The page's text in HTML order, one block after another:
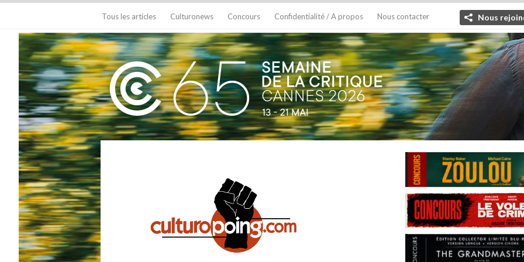
Tous les articles Culturonews Concours Confidentialité / A propos Nous contacter Nous